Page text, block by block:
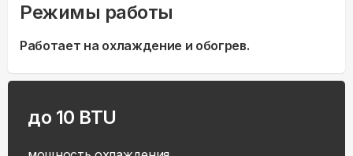
Режимы работы
Работает на охлаждение и обогрев.
до 10 BTU